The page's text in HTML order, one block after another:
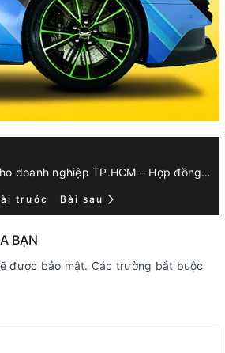
Thuê xe theo tháng cho doanh nghiệp TP.HCM – Hợp đồng, chi phí & ưu đãi
trước Bài sau
BẠN
được bảo mật. Các trường bắt buộc